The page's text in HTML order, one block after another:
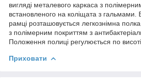
вигляді металевого каркаса з
встановленого на коліщата з гальмами.
рамці розташовується легкознімна
з полімерним покриттям з
Положення полиці регулюється по
Приховати